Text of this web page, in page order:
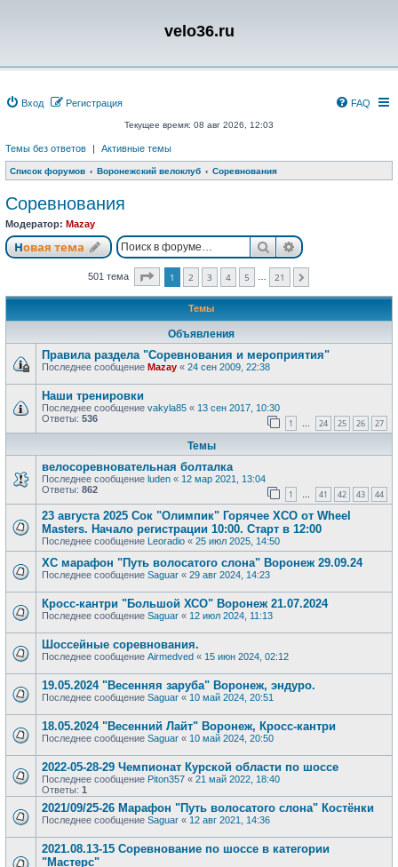
velo36.ru
Вход Регистрация FAQ
Текущее время: 08 авг 2026, 12:03
Темы без ответов | Активные темы
Список форумов Воронежский велоклуб Соревнования
Соревнования
Модератор: Mazay
Новая тема ПоискРасширенный
501 тема Страница из
1 2 3 4 5 21
Темы
Объявления
Правила раздела "Соревнования и мероприятия"
Последнее сообщение Mazay « 24 сен 2009, 22:38
Наши тренировки
Последнее сообщение vakyla85 « 13 сен 2017, 10:30
Ответы: 536 1 24 25 26 27
Темы
велосоревновательная болталка
Последнее сообщение luden « 12 мар 2021, 13:04
Ответы: 862 1 41 42 43 44
23 августа 2025 Сок "Олимпик" Горячее XCO от Wheel
Masters. Начало регистрации 10:00. Старт в 12:00
Последнее сообщение Leoradio « 25 июл 2025, 14:50
XC марафон "Путь волосатого слона" Воронеж 29.09.24
Последнее сообщение Saguar « 29 авг 2024, 14:23
Кросс-кантри "Большой ХСО" Воронеж 21.07.2024
Последнее сообщение Saguar « 12 июл 2024, 11:13
Шоссейные соревнования.
Последнее сообщение Airmedved « 15 июн 2024, 02:12
19.05.2024 "Весенняя заруба" Воронеж, эндуро.
Последнее сообщение Saguar « 10 май 2024, 20:51
18.05.2024 "Весенний Лайт" Воронеж, Кросс-кантри
Последнее сообщение Saguar « 10 май 2024, 20:50
2022-05-28-29 Чемпионат Курской области по шоссе
Последнее сообщение Piton357 « 21 май 2022, 18:40
Ответы: 1
2021/09/25-26 Марафон "Путь волосатого слона" Костёнки
Последнее сообщение Saguar « 12 авг 2021, 14:36
2021.08.13-15 Соревнование по шоссе в категории
"Мастерс"